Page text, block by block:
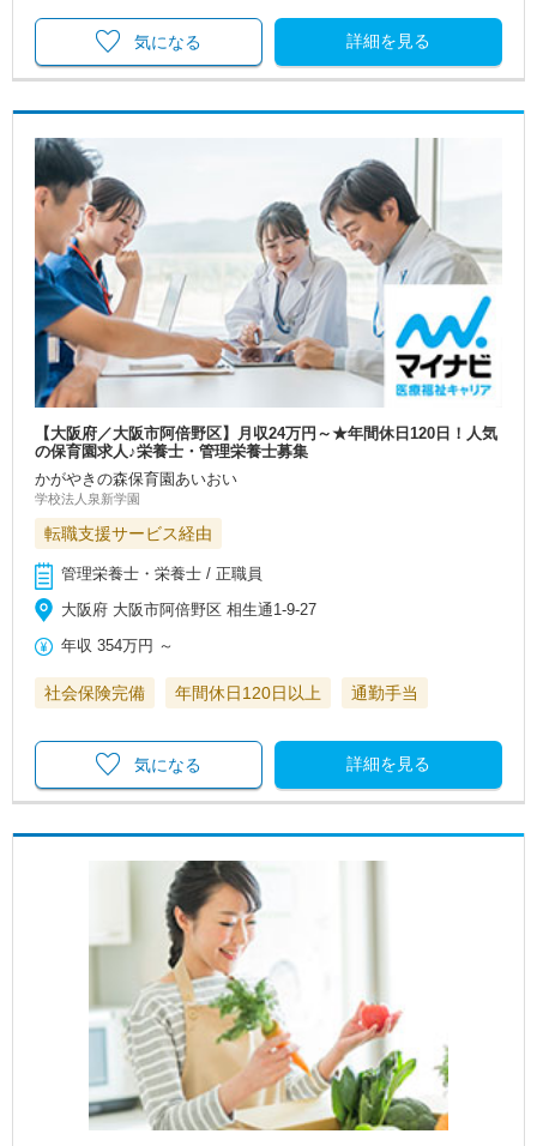
詳細を見る
気になる
【大阪府／大阪市阿倍野区】月収24万円～★年間休日120日！人気
の保育園求人♪栄養士・管理栄養士募集
かがやきの森保育園あいおい
学校法人泉新学園
転職支援サービス経由
管理栄養士・栄養士 / 正職員
大阪府 大阪市阿倍野区 相生通1-9-27
年収 354万円 ～
社会保険完備 年間休日120日以上 通勤手当
詳細を見る
気になる